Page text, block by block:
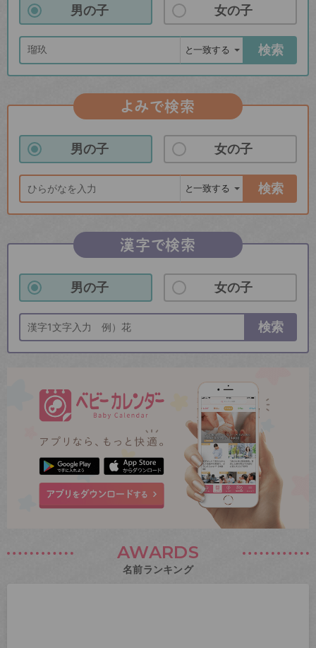
男の子 女の子
検索
よみで検索
男の子 女の子
検索
漢字で検索
男の子 女の子
検索
AWARDS
名前ランキング